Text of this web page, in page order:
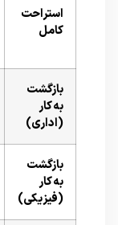
استراحت
کامل
بازگشت
به کار
(اداری)
بازگشت
به کار
(فیزیکی)